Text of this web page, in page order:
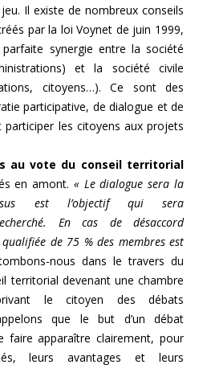
Il existe de nombreux conseils
par la loi Voynet de juin 1999,
synergie entre la société
et la société civile
citoyens…). Ce sont des
participative, de dialogue et de
les citoyens aux projets
au vote du conseil territorial
en amont. « Le dialogue sera la
est l’objectif qui sera
En cas de désaccord
de 75 % des membres est
nous dans le travers du
territorial devenant une chambre
privant le citoyen des débats
que le but d’un débat
faire apparaître clairement, pour
leurs avantages et leurs